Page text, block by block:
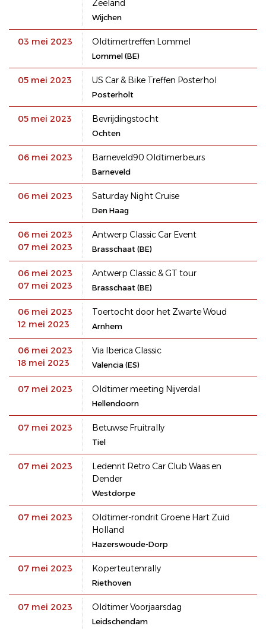
Zeeland
Wijchen
03 mei 2023 Oldtimertreffen Lommel
Lommel (BE)
05 mei 2023 US Car & Bike Treffen Posterhol
Posterholt
05 mei 2023 Bevrijdingstocht
Ochten
06 mei 2023 Barneveld90 Oldtimerbeurs
Barneveld
06 mei 2023 Saturday Night Cruise
Den Haag
06 mei 2023
07 mei 2023
Antwerp Classic Car Event
Brasschaat (BE)
06 mei 2023
07 mei 2023
Antwerp Classic & GT tour
Brasschaat (BE)
06 mei 2023
12 mei 2023
Toertocht door het Zwarte Woud
Arnhem
06 mei 2023
18 mei 2023
Via Iberica Classic
Valencia (ES)
07 mei 2023 Oldtimer meeting Nijverdal
Hellendoorn
07 mei 2023 Betuwse Fruitrally
Tiel
07 mei 2023
Ledenrit Retro Car Club Waas en
Dender
Westdorpe
07 mei 2023
Oldtimer-rondrit Groene Hart Zuid
Holland
Hazerswoude-Dorp
07 mei 2023 Koperteutenrally
Riethoven
07 mei 2023 Oldtimer Voorjaarsdag
Leidschendam